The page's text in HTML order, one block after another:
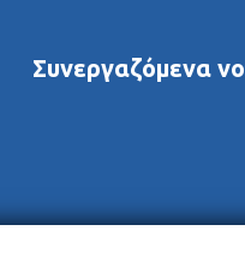
Συνεργαζόμενα